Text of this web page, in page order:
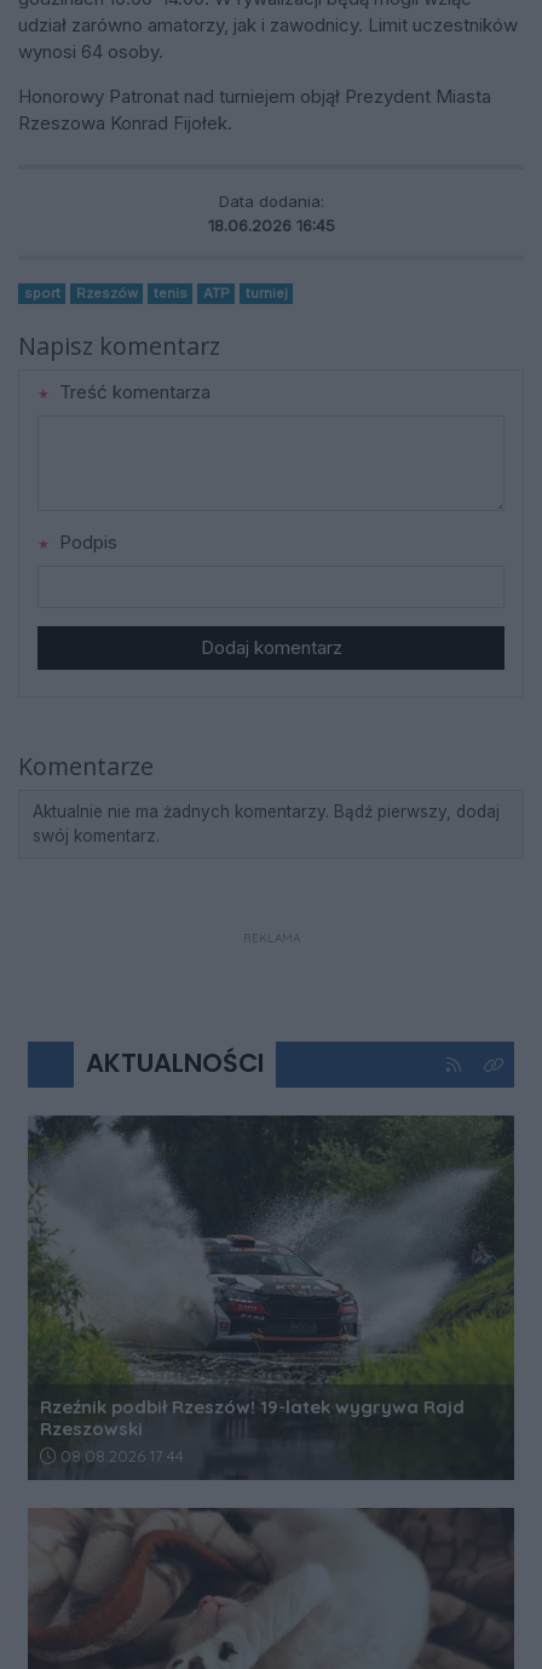
udział zarówno amatorzy, jak i zawodnicy. Limit uczestników
wynosi 64 osoby.
Honorowy Patronat nad turniejem objął Prezydent Miasta
Rzeszowa Konrad Fijołek.
Data dodania:
18.06.2026 16:45
sport Rzeszów tenis ATP turniej
Napisz komentarz
Treść komentarza
Podpis
Dodaj komentarz
Komentarze
Aktualnie nie ma żadnych komentarzy. Bądź pierwszy, dodaj
swój komentarz.
REKLAMA
AKTUALNOŚCI Kliknij aby
Kliknij
Rzeźnik podbił Rzeszów! 19-latek wygrywa Rajd
Rzeszowski
Data dodania artykułu:
08.08.2026 17:44